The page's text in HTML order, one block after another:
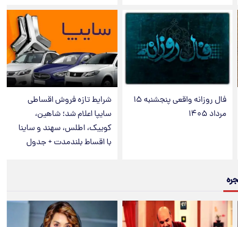
فال روزانه واقعی پنجشنبه ۱۵
مرداد ۱۴۰۵
شرایط تازه فروش اقساطی
سایپا اعلام شد؛ شاهین،
کوییک، اطلس، سهند و ساینا
با اقساط بلندمدت + جدول